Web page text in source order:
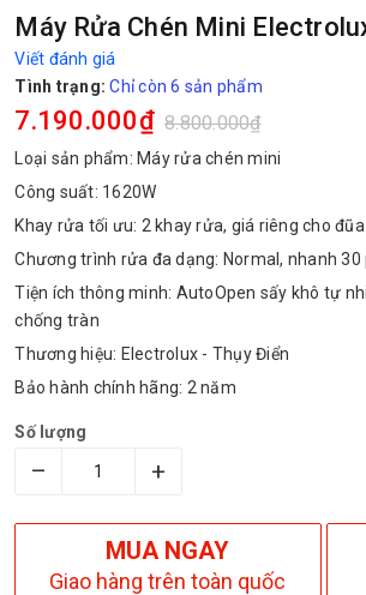
Máy Rửa Chén Mini
Viết đánh giá
Tình trạng: Chỉ còn 6 sản phẩm
7.190.000₫ 8.800.000₫
Loại sản phẩm: Máy rửa chén mini
Công suất: 1620W
Khay rửa tối ưu: 2 khay rửa, giá riêng cho
Chương trình rửa đa dạng: Normal, nhanh
Tiện ích thông minh: AutoOpen sấy khô tự
chống tràn
Thương hiệu: Electrolux - Thụy Điển
Bảo hành chính hãng: 2 năm
Số lượng
– +
MUA NGAY
Giao hàng trên toàn quốc